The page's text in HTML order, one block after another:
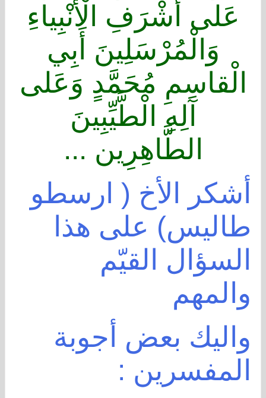
عَلى أشْرَفِ الْأَنْبِياءِ
وَالْمُرْسَلِينَ أَبِي
الْقاسِمِ مُحَمَّدٍ وَعَلى
آلِهِ الْطَّيِّبِينَ
الطَّاهِرِين ...
أشكر الأخ ( ارسطو
طاليس) على هذا
السؤال القيّم
والمهم
واليك بعض أجوبة
المفسرين :